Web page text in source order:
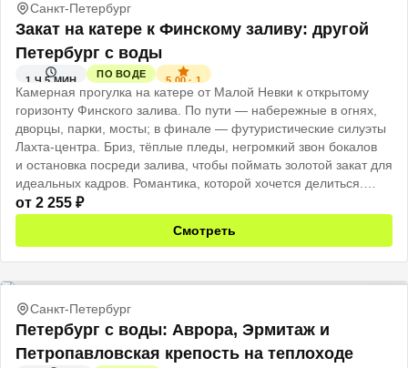
Санкт-Петербург
Закат на катере к Финскому заливу: другой
Петербург с воды
1 Ч 5 МИН
ПО ВОДЕ
5.00· 1
Камерная прогулка на катере от Малой Невки к открытому
горизонту Финского залива. По пути — набережные в огнях,
дворцы, парки, мосты; в финале — футуристические силуэты
Лахта‑центра. Бриз, тёплые пледы, негромкий звон бокалов
и остановка посреди залива, чтобы поймать золотой закат для
идеальных кадров. Романтика, которой хочется делиться.
Впечатления, которые останутся навсегда.
от 2 255 ₽
Смотреть
Санкт-Петербург
Петербург с воды: Аврора, Эрмитаж и
Петропавловская крепость на теплоходе